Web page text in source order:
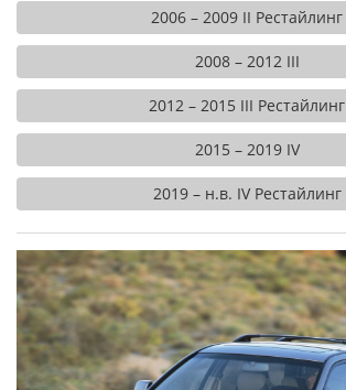
2006 – 2009 II Рестайлинг
2008 – 2012 III
2012 – 2015 III Рестайлинг
2015 – 2019 IV
2019 – н.в. IV Рестайлинг